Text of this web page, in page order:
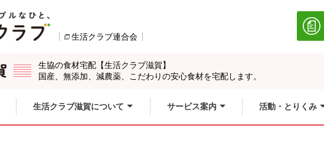
生活クラブ連合会
生協の食材宅配【生活クラブ滋賀】
国産、無添加、減農薬、こだわりの安心食材を宅配します。
生活クラブ滋賀について サービス案内 活動・とりくみ